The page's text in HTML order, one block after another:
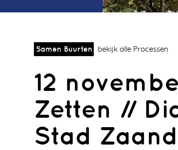
Samen Buurten bekijk alle Processen
12
Zetten //
Stad